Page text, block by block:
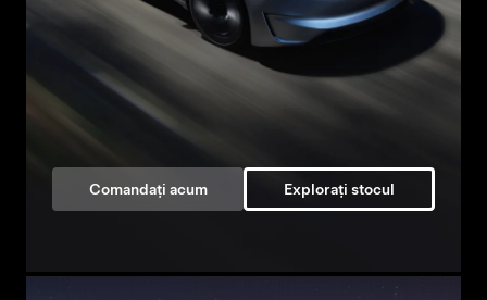
Comandați acum Explorați stocul